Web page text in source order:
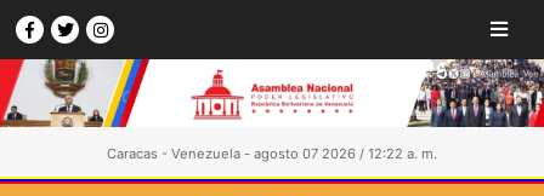
Caracas - Venezuela - agosto 07 2026 / 12:22 a. m.